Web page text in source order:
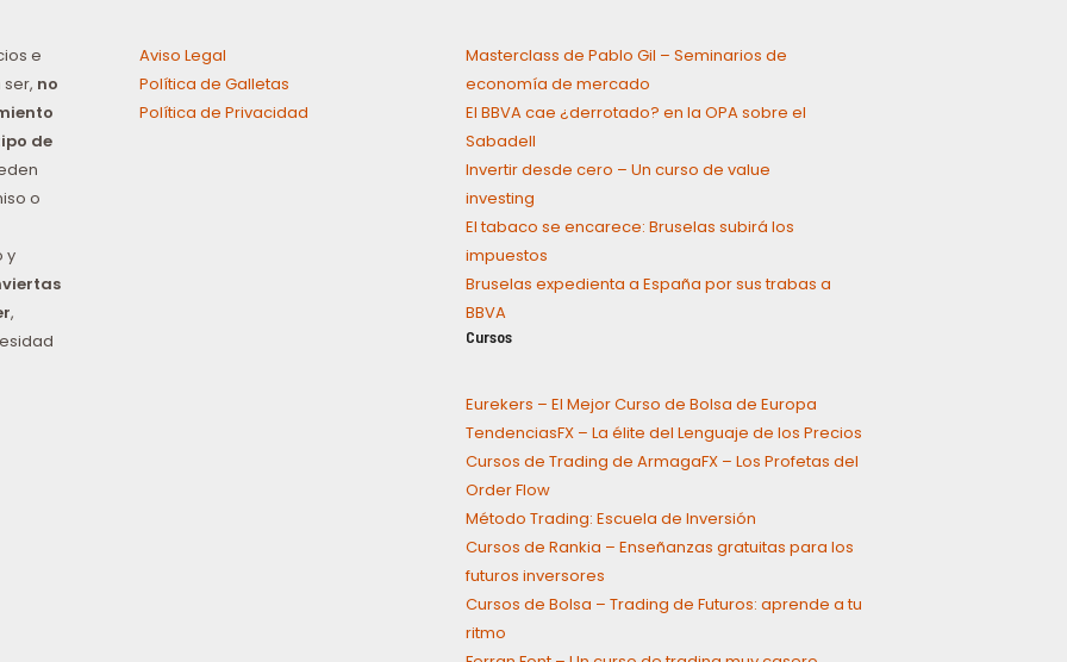
e
no
de
o
y
,
Aviso Legal
Política de Galletas
Política de Privacidad
Masterclass de Pablo Gil – Seminarios de
economía de mercado
El BBVA cae ¿derrotado? en la OPA sobre el
Sabadell
Invertir desde cero – Un curso de value
investing
El tabaco se encarece: Bruselas subirá los
impuestos
Bruselas expedienta a España por sus trabas a
BBVA
Cursos
Eurekers – El Mejor Curso de Bolsa de Europa
TendenciasFX – La élite del Lenguaje de los Precios
Cursos de Trading de ArmagaFX – Los Profetas del
Order Flow
Método Trading: Escuela de Inversión
Cursos de Rankia – Enseñanzas gratuitas para los
futuros inversores
Cursos de Bolsa – Trading de Futuros: aprende a tu
ritmo